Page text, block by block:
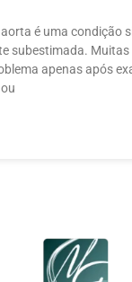
é uma condição
subestimada. Muitas
apenas após